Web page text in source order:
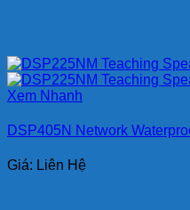
Xem Nhanh
DSP405N Network
Giá: Liên Hệ